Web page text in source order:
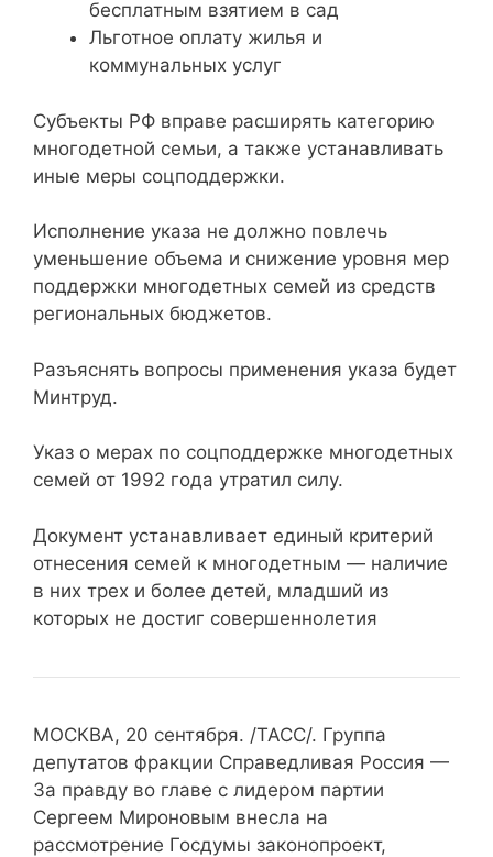
бесплатным взятием в сад
Льготное оплату жилья и
коммунальных услуг
Субъекты РФ вправе расширять категорию
многодетной семьи, а также устанавливать
иные меры соцподдержки.
Исполнение указа не должно повлечь
уменьшение объема и снижение уровня мер
поддержки многодетных семей из средств
региональных бюджетов.
Разъяснять вопросы применения указа будет
Минтруд.
Указ о мерах по соцподдержке многодетных
семей от 1992 года утратил силу.
Документ устанавливает единый критерий
отнесения семей к многодетным — наличие
в них трех и более детей, младший из
которых не достиг совершеннолетия
МОСКВА, 20 сентября. /ТАСС/. Группа
депутатов фракции Справедливая Россия —
За правду во главе с лидером партии
Сергеем Мироновым внесла на
рассмотрение Госдумы законопроект,